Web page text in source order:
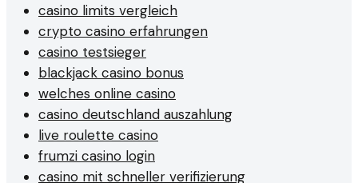
casino limits vergleich
crypto casino erfahrungen
casino testsieger
blackjack casino bonus
welches online casino
casino deutschland auszahlung
live roulette casino
frumzi casino login
casino mit schneller verifizierung